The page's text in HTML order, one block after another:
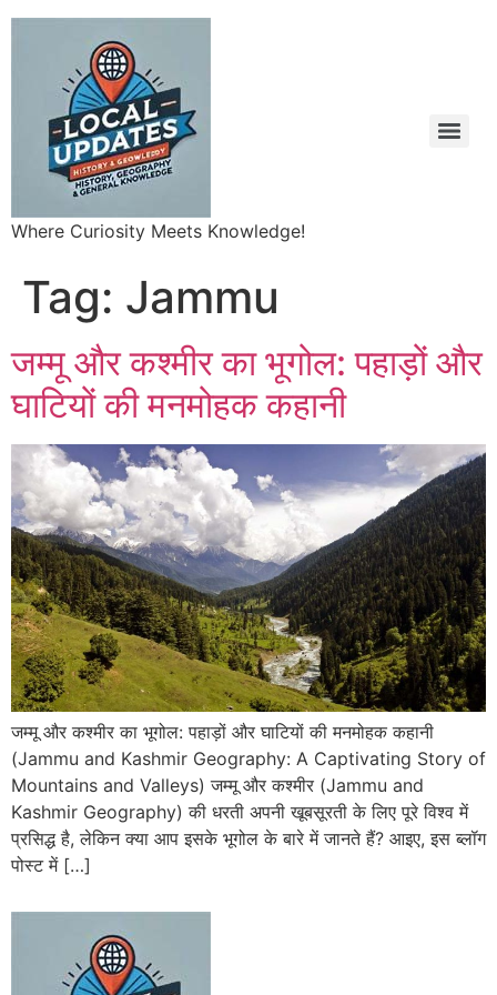
Where Curiosity Meets Knowledge!
Tag: Jammu
जम्मू और कश्मीर का भूगोल: पहाड़ों और
घाटियों की मनमोहक कहानी
जम्मू और कश्मीर का भूगोल: पहाड़ों और घाटियों की मनमोहक कहानी
(Jammu and Kashmir Geography: A Captivating Story of
Mountains and Valleys) जम्मू और कश्मीर (Jammu and
Kashmir Geography) की धरती अपनी खूबसूरती के लिए पूरे विश्व में
प्रसिद्ध है, लेकिन क्या आप इसके भूगोल के बारे में जानते हैं? आइए, इस ब्लॉग
पोस्ट में […]